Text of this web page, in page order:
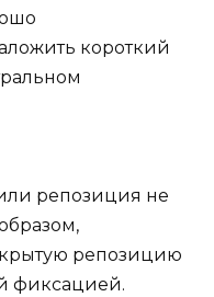
короткий
репозиция не
репозицию
фиксацией.